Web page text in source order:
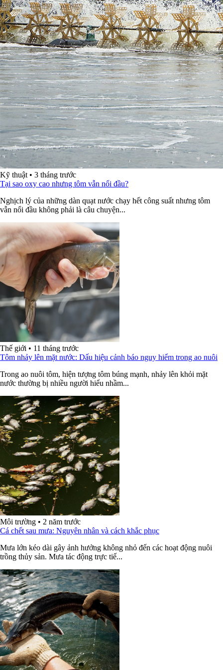
Kỹ thuật • 3 tháng trước
Tại sao oxy cao nhưng tôm vẫn nổi đầu?
Nghịch lý của những dàn quạt nước chạy hết công suất nhưng tôm
vẫn nổi đầu không phải là câu chuyện...
Thế giới • 11 tháng trước
Tôm nhảy lên mặt nước: Dấu hiệu cảnh báo nguy hiểm trong ao nuôi
Trong ao nuôi tôm, hiện tượng tôm búng mạnh, nhảy lên khỏi mặt
nước thường bị nhiều người hiểu nhầm...
Môi trường • 2 năm trước
Cá chết sau mưa: Nguyên nhân và cách khắc phục
Mưa lớn kéo dài gây ảnh hưởng không nhỏ đến các hoạt động nuôi
trồng thủy sản. Mưa tác động trực tiế...